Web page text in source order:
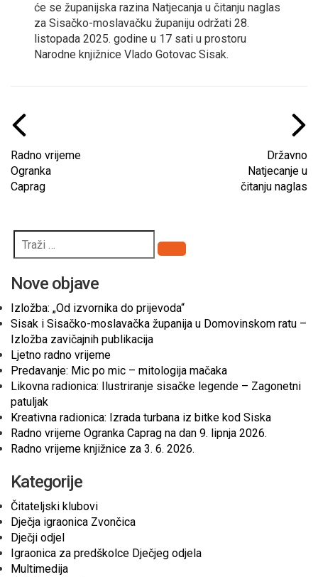
će se županijska razina Natjecanja u čitanju naglas
za Sisačko-moslavačku županiju održati 28.
listopada 2025. godine u 17 sati u prostoru
Narodne knjižnice Vlado Gotovac Sisak.
Radno vrijeme
Ogranka
Caprag
Državno
Natjecanje u
čitanju naglas
Pretraži
Nove objave
Izložba: „Od izvornika do prijevoda“
Sisak i Sisačko-moslavačka županija u Domovinskom ratu –
Izložba zavičajnih publikacija
Ljetno radno vrijeme
Predavanje: Mic po mic – mitologija mačaka
Likovna radionica: Ilustriranje sisačke legende – Zagonetni
patuljak
Kreativna radionica: Izrada turbana iz bitke kod Siska
Radno vrijeme Ogranka Caprag na dan 9. lipnja 2026.
Radno vrijeme knjižnice za 3. 6. 2026.
Kategorije
Čitateljski klubovi
Dječja igraonica Zvončica
Dječji odjel
Igraonica za predškolce Dječjeg odjela
Multimedija